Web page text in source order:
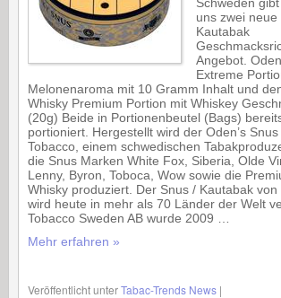
uns zwei neue
Kautabak
Angebot.
Extreme
Melonenaroma mit 10 Gramm Inhalt und
Whisky Premium Portion mit Whiskey
(20g) Beide in Portionenbeutel (Bags)
portioniert. Hergestellt wird der Oden’s
Tobacco, einem schwedischen
die Snus Marken White Fox, Siberia, Olde
Lenny, Byron, Toboca, Wow sowie die
Whisky produziert. Der Snus / Kautabak von
wird heute in mehr als 70 Länder der Welt
Tobacco Sweden AB wurde 2009 …
Mehr erfahren »
Veröffentlicht unterTabac-Trends News |